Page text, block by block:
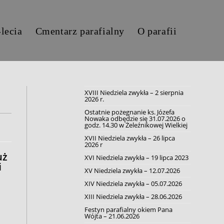
Cmentarz parafialny
O parafii
XVIII Niedziela zwykła – 2 sierpnia
2026 r.
Ostatnie pożegnanie ks. Józefa
Nowaka odbędzie się 31.07.2026 o
godz. 14.30 w Żeleźnikowej Wielkiej
XVII Niedziela zwykła – 26 lipca
2026 r
XVI Niedziela zwykła – 19 lipca 2023
XV Niedziela zwykła – 12.07.2026
XIV Niedziela zwykła – 05.07.2026
XIII Niedziela zwykła – 28.06.2026
Festyn parafialny okiem Pana
Wójta – 21.06.2026